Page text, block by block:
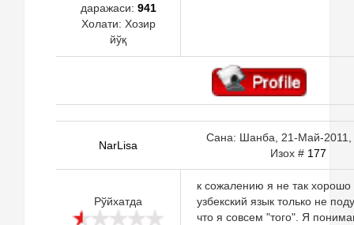
даражаси: 941
Холати: Хозир
йўқ
NarLisa
Сана: Шанба, 21-Май-2011,
Изох # 177
Рўйхатда
к сожалению я не так
узбекский язык только не
что я совсем "того". Я